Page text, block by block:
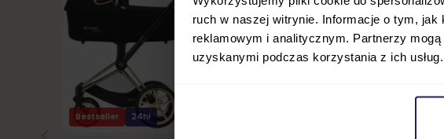
ruch w naszej witrynie. Informacje o tym,
reklamowym i analitycznym. Partnerzy
uzyskanymi podczas korzystania z ich usług.
Bestseller 24h!